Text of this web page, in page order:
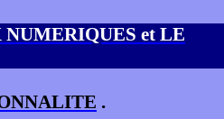
et LE
.